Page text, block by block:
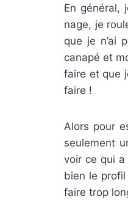
En général,
nage, je
que je n’ai
canapé et
faire et que
faire !
Alors pour
seulement
voir ce qui a
bien le profil
faire trop